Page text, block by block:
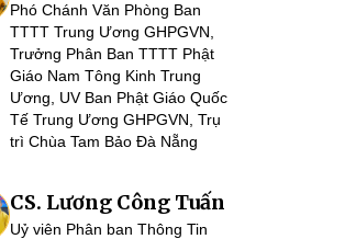
Phó Chánh Văn Phòng Ban
TTTT Trung Ương GHPGVN,
Trưởng Phân Ban TTTT Phật
Giáo Nam Tông Kinh Trung
Ương, UV Ban Phật Giáo Quốc
Tế Trung Ương GHPGVN, Trụ
trì Chùa Tam Bảo Đà Nẵng
CS. Lương Công Tuấn
Uỷ viên Phân ban Thông Tin